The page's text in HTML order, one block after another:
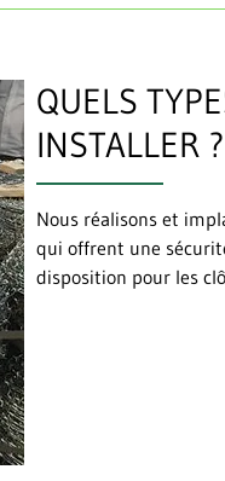
QUELS
INSTALLER ?
Nous réalisons et
qui offrent une
disposition pour les